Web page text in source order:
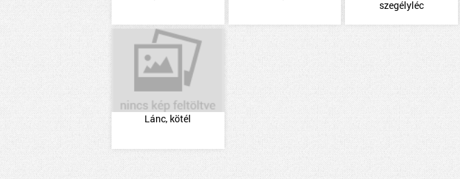
szegélyléc
Lánc, kötél